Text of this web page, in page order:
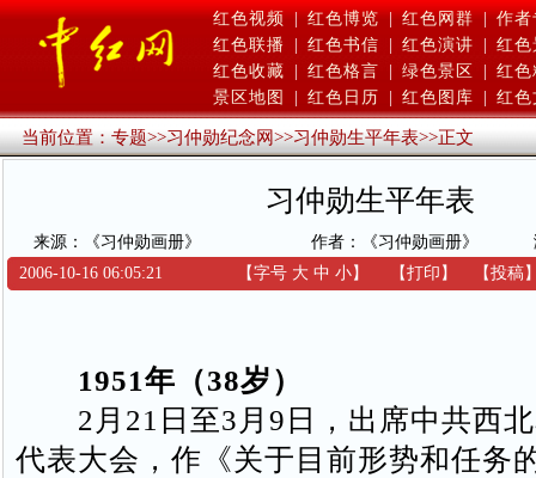
红色视频 | 红色博览 | 红色网群 | 作者
红色联播
红色书信 红色演讲
红色
红色收藏
红色格言 绿色景区
红色
景区地图
红色日历 红色图库 红色
当前位置：专题>>习仲勋纪念网>>习仲勋生平年表>>正文
习仲勋生平年表
来源：《习仲勋画册》 作者：《习仲勋画册》
2006-10-16 06:05:21
【字号 大 中 小】 【打印 】 【投稿
1951年（38岁）
2月21日至3月9日，出席中共西北
代表大会，作《关于目前形势和任务